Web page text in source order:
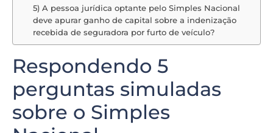
5) A pessoa jurídica optante pelo Simples Nacional
deve apurar ganho de capital sobre a indenização
recebida de seguradora por furto de veículo?
Respondendo 5
perguntas simuladas
sobre o Simples